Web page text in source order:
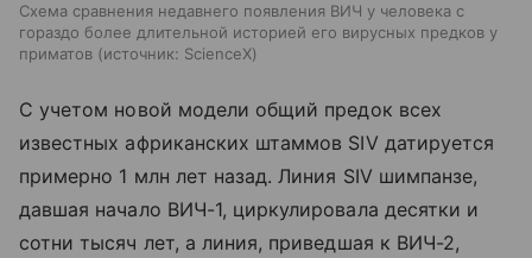
Схема сравнения недавнего появления ВИЧ у человека с
гораздо более длительной историей его вирусных предков у
приматов
источник: ScienceX
С учетом новой модели общий предок всех
известных африканских штаммов SIV датируется
примерно 1 млн лет назад. Линия SIV шимпанзе,
давшая начало ВИЧ-1, циркулировала десятки и
сотни тысяч лет, а линия, приведшая к ВИЧ-2,